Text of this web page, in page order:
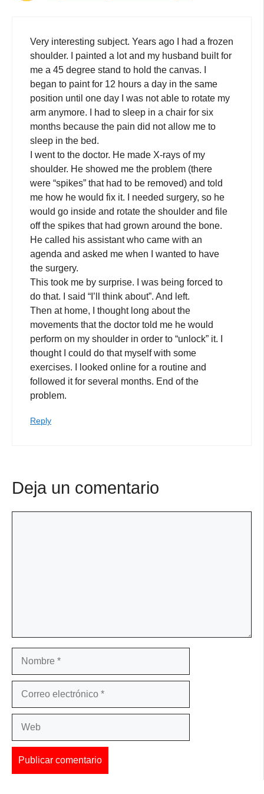
Very interesting subject. Years ago I had a frozen
shoulder. I painted a lot and my husband built for
me a 45 degree stand to hold the canvas. I
began to paint for 12 hours a day in the same
position until one day I was not able to rotate my
arm anymore. I had to sleep in a chair for six
months because the pain did not allow me to
sleep in the bed.
I went to the doctor. He made X-rays of my
shoulder. He showed me the problem (there
were “spikes” that had to be removed) and told
me how he would fix it. I needed surgery, so he
would go inside and rotate the shoulder and file
off the spikes that had grown around the bone.
He called his assistant who came with an
agenda and asked me when I wanted to have
the surgery.
This took me by surprise. I was being forced to
do that. I said “I’ll think about”. And left.
Then at home, I thought long about the
movements that the doctor told me he would
perform on my shoulder in order to “unlock” it. I
thought I could do that myself with some
exercises. I looked online for a routine and
followed it for several months. End of the
problem.
Reply
Deja un comentario